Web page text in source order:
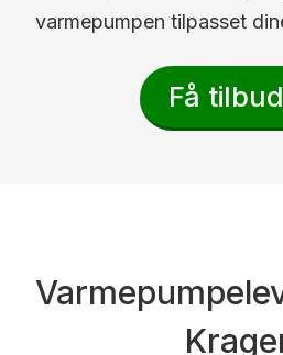
varmepumpen tilpasset
Få